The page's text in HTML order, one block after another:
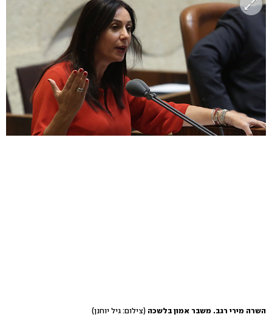
השרה מירי רגב. משבר אמון בלשכה (צילום: גיל יוחנן)